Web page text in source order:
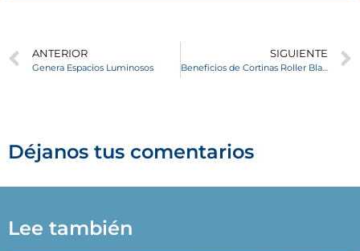
ANTERIOR
Genera Espacios Luminosos
SIGUIENTE
Beneficios de Cortinas Roller Black Out
Déjanos tus comentarios
Lee también